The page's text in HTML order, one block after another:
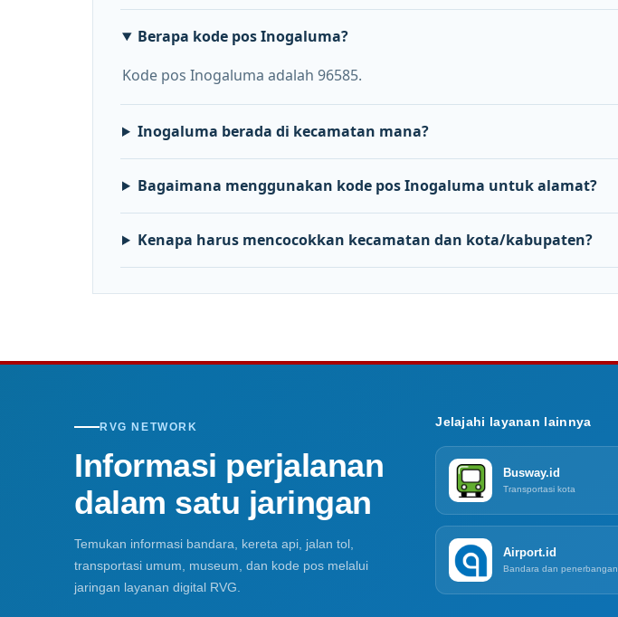
Berapa kode pos Inogaluma?
Kode pos Inogaluma adalah 96585.
Inogaluma berada di kecamatan mana?
Bagaimana menggunakan kode pos Inogaluma untuk alamat?
Kenapa harus mencocokkan kecamatan dan kota/kabupaten?
RVG NETWORK
Informasi perjalanan
dalam satu jaringan
Temukan informasi bandara, kereta api, jalan tol,
transportasi umum, museum, dan kode pos melalui
jaringan layanan digital RVG.
Jelajahi layanan lainnya
Busway.id
Transportasi kota
Airport.id
Bandara dan penerbangan